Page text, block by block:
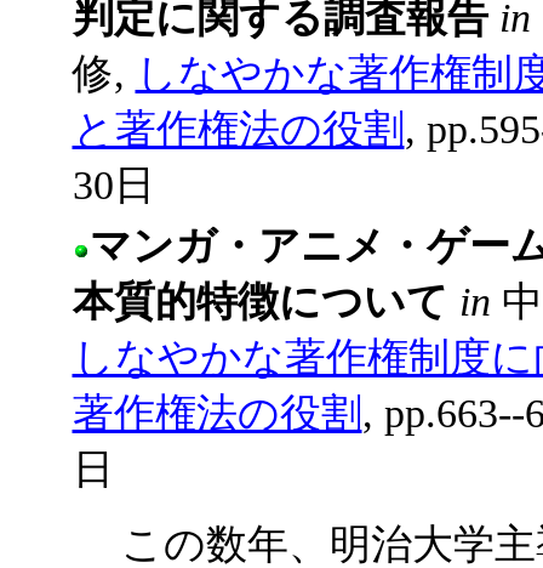
判定に関する調査報告 in
修, しなやかな著作権制
と著作権法の役割 ,
30日
マンガ・アニメ・ゲー
本質的特徴について in
しなやかな著作権制度
著作権法の役割 , pp.663--
日
この数年、明治大学